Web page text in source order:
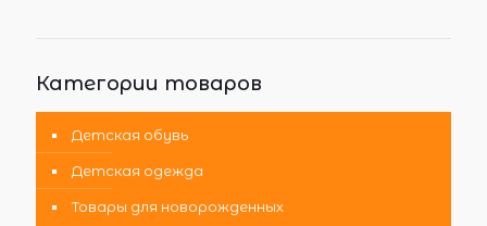
Категории товаров
Детская обувь
Детская одежда
Товары для новорожденных